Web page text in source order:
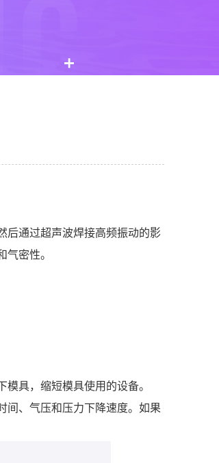
后通过超声波焊接高频振动的影
密性。
具，缩短模具使用的设备。
间、气压和压力下降速度。如果